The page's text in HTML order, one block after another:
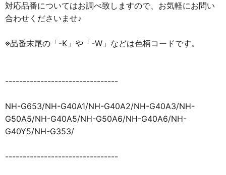
対応品番についてはお調べ致しますので、お気軽にお問い
合わせくださいませ♪
※品番末尾の「-K」や「-W」などは色柄コードです。
--------------------------------
NH-G653/NH-G40A1/NH-G40A2/NH-G40A3/NH-
G50A5/NH-G40A5/NH-G50A6/NH-G40A6/NH-
G40Y5/NH-G353/
--------------------------------